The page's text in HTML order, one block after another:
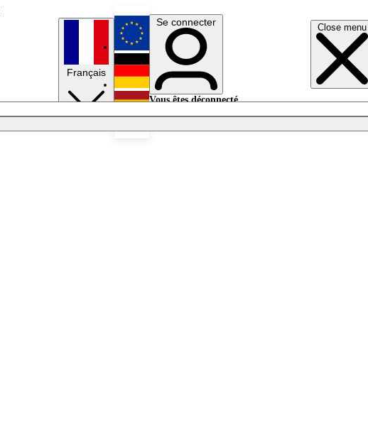
Close menu
Français
English
Deutsch
Se connecter
Vous êtes déconnecté.